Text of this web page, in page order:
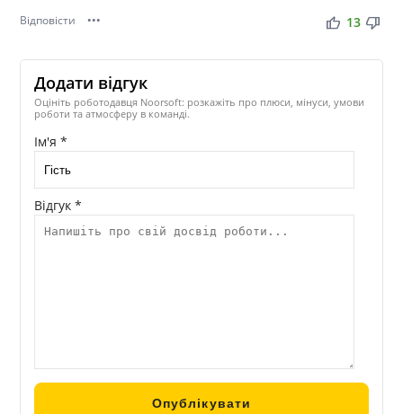
Відповісти ••• thumb_up thumb_down
13
Додати відгук
Оцініть роботодавця Noorsoft: розкажіть про плюси, мінуси, умови
роботи та атмосферу в команді.
Ім'я *
Відгук *